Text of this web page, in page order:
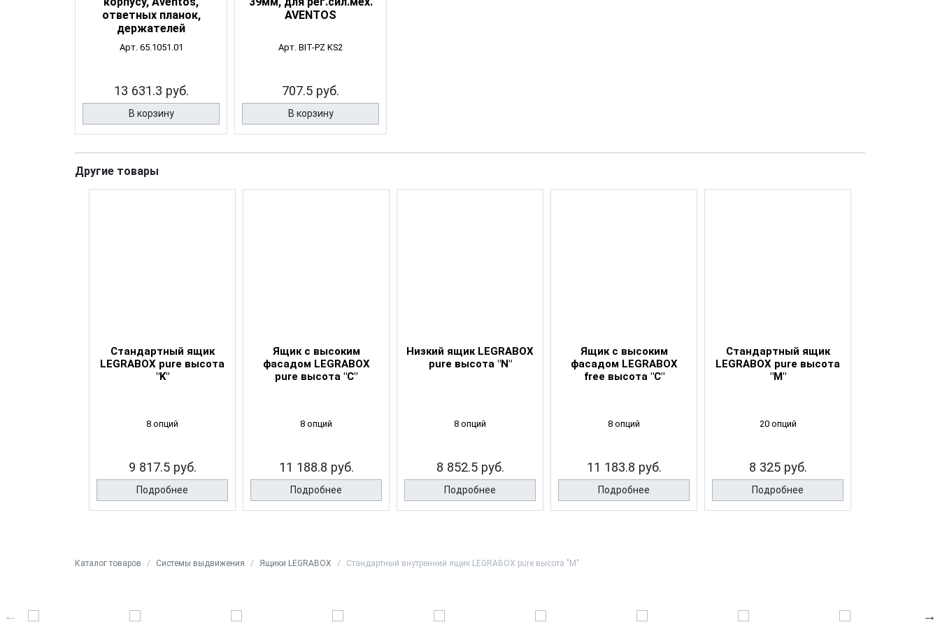
ответных планок,
держателей
Арт. 65.1051.01
13 631.3 руб.
В корзину
AVENTOS
Арт. BIT-PZ KS2
707.5 руб.
В корзину
Другие товары
Стандартный ящик
LEGRABOX pure высота
"K"
8 опций
9 817.5 руб.
Подробнее
Ящик с высоким
фасадом LEGRABOX
pure высота "C"
8 опций
11 188.8 руб.
Подробнее
Низкий ящик LEGRABOX
pure высота "N"
8 опций
8 852.5 руб.
Подробнее
Ящик с высоким
фасадом LEGRABOX
free высота "C"
8 опций
11 183.8 руб.
Подробнее
Стандартный ящик
LEGRABOX pure высота
"M"
20 опций
8 325 руб.
Подробнее
Каталог товаров Системы выдвижения Ящики LEGRABOX Стандартный внутренний ящик LEGRABOX pure высота "M"